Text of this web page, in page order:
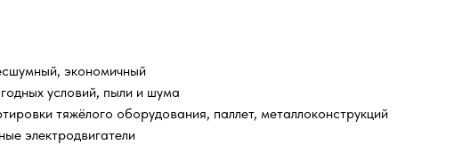
экономичный
условий, пыли и шума
тяжёлого оборудования, паллет, металлоконструкций
электродвигатели